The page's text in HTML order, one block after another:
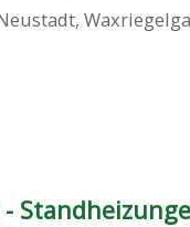
,
-